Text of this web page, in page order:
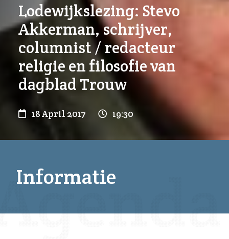
Lodewijkslezing: Stevo
Akkerman, schrijver,
columnist / redacteur
religie en filosofie van
dagblad Trouw
18 April 2017 19:30
Informatie